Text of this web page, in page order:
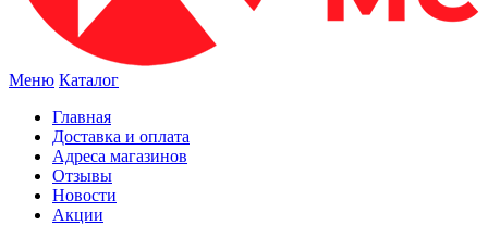
Меню Каталог
Главная
Доставка и оплата
Адреса магазинов
Отзывы
Новости
Акции